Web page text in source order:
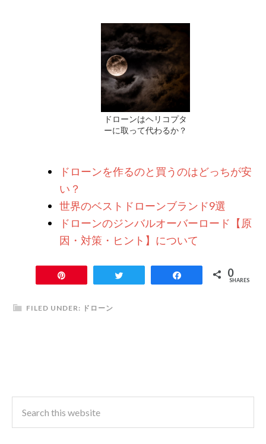
ドローンはヘリコプタ
ーに取って代わるか？
ドローンを作るのと買うのはどっちが安
い？
世界のベストドローンブランド9選
ドローンのジンバルオーバーロード【原
因・対策・ヒント】について
0
SHARES
FILED UNDER: ドローン